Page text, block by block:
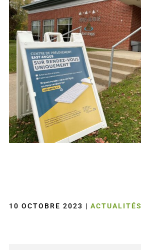
10 OCTOBRE 2023 | ACTUALITÉS